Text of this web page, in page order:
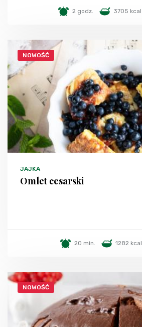
2 godz. 3705 kcal
NOWOŚĆ
JAJKA
Omlet cesarski
20 min. 1282 kcal
NOWOŚĆ